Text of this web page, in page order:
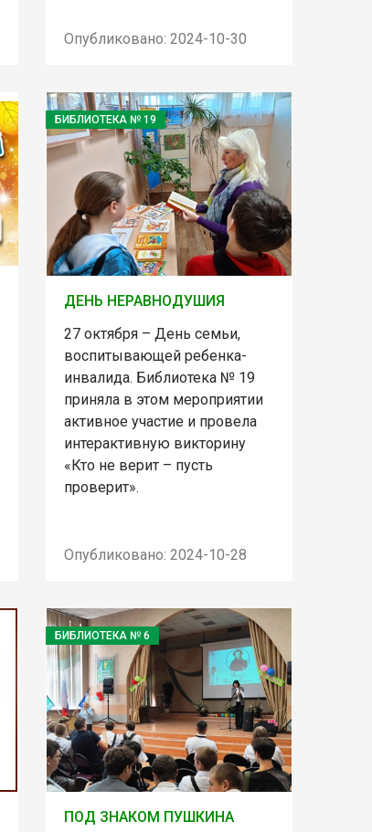
Опубликовано: 2024-10-30
БИБЛИОТЕКА № 19
ДЕНЬ НЕРАВНОДУШИЯ
27 октября – День семьи,
воспитывающей ребенка-
инвалида. Библиотека № 19
приняла в этом мероприятии
активное участие и провела
интерактивную викторину
«Кто не верит – пусть
проверит».
Опубликовано: 2024-10-28
БИБЛИОТЕКА № 6
ПОД ЗНАКОМ ПУШКИНА